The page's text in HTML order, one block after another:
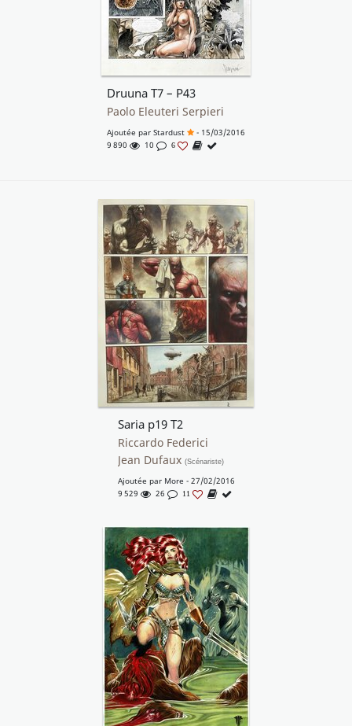
Druuna T7 – P43
Paolo Eleuteri Serpieri
Ajoutée par Stardust
- 15/03/2016
9 890
10 6
Saria p19 T2
Riccardo Federici
Jean Dufaux (Scénariste)
Ajoutée par More - 27/02/2016
9 529
26 11